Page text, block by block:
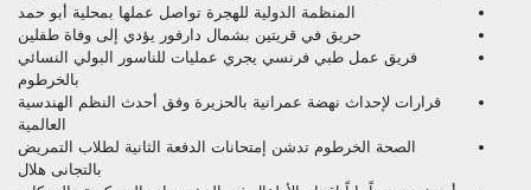
المنظمة الدولية للهجرة تواصل عملها بمحلية أبو حمد
حريق في قريتين بشمال دارفور يؤدي إلى وفاة طفلين
فريق عمل طبي فرنسي يجري عمليات للناسور البولي النسائي
بالخرطوم
قرارات لإحداث نهضة عمرانية بالحزيرة وفق أحدث النظم الهندسية
العالمية
الصحة الخرطوم تدشن إمتحانات الدفعة الثانية لطلاب التمريض
بالتجانى هلال